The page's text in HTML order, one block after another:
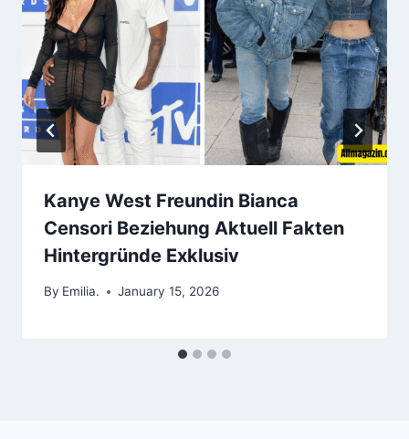
Kanye West Freundin Bianca
Censori Beziehung Aktuell Fakten
Hintergründe Exklusiv
By Emilia. January 15, 2026